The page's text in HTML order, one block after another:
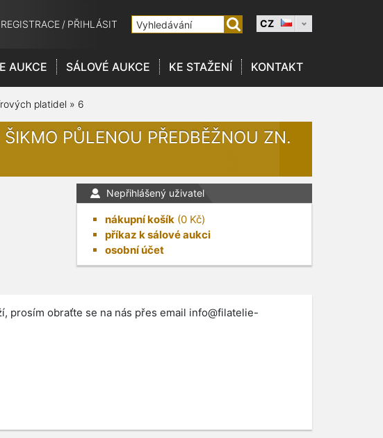
REGISTRACE / PŘIHLÁSIT CZ
AUKCE SÁLOVÉ AUKCE KE STAŽENÍ KONTAKT
platidel » 6
PŮLENOU PŘEDBĚŽNOU ZN.
Nepřihlášený uživatel
nákupní košík (0 Kč)
příkaz k sálové aukci
osobní účet
prosím obraťte se na nás přes email info@filatelie-